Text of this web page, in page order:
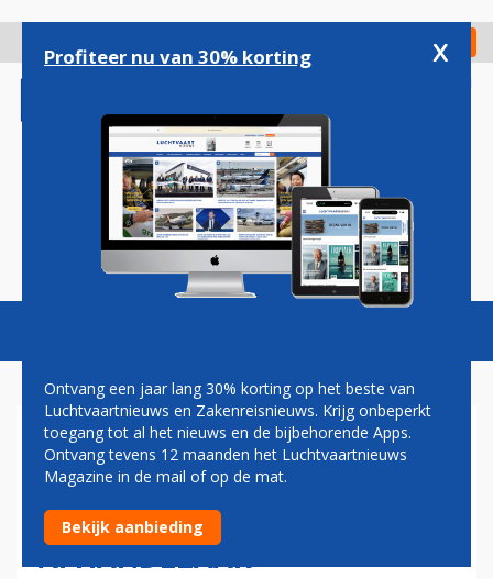
gaan
Check in
Magazine Podcasts Vacatures
VLUCHTEN RYANAIR OP
EINDHOVEN VERTRAAGD
DOOR ONDERBEZETTING
AFHANDELAAR
Profiteer nu van 30% korting x
Ontvang een jaar lang 30% korting op het beste van
Luchtvaartnieuws en Zakenreisnieuws. Krijg onbeperkt
toegang tot al het nieuws en de bijbehorende Apps.
Ontvang tevens 12 maanden het Luchtvaartnieuws
Magazine in de mail of op de mat.
Bekijk aanbieding